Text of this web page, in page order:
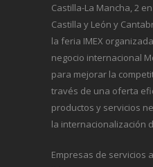
Castilla-La Mancha, 2
Castilla y León y
la feria IMEX
negocio internacional
para mejorar la
través de una oferta
productos y servicios
la internacionalización
Empresas de servicios